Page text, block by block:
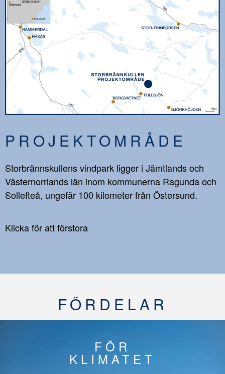
PROJEKTOMRÅDE
Storbrännskullens vindpark ligger i Jämtlands och
Västernorrlands län inom kommunerna Ragunda och
Sollefteå, ungefär 100 kilometer från Östersund.
Klicka för att förstora
FÖRDELAR
FÖR
KLIMATET